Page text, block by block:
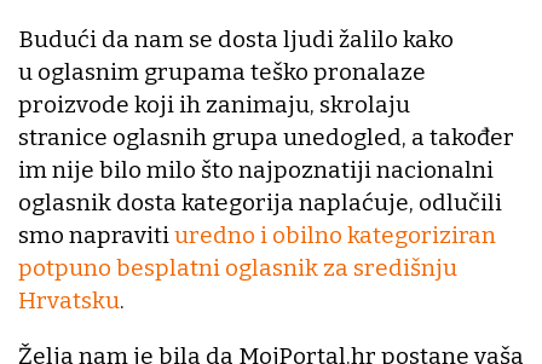
Budući da nam se dosta ljudi žalilo kako
u oglasnim grupama teško pronalaze
proizvode koji ih zanimaju, skrolaju
stranice oglasnih grupa unedogled, a također
im nije bilo milo što najpoznatiji nacionalni
oglasnik dosta kategorija naplaćuje, odlučili
smo napravitiuredno i obilno kategoriziran
potpuno besplatni oglasnik za središnju
Hrvatsku.
Želja nam je bila da MojPortal.hr postane vaša